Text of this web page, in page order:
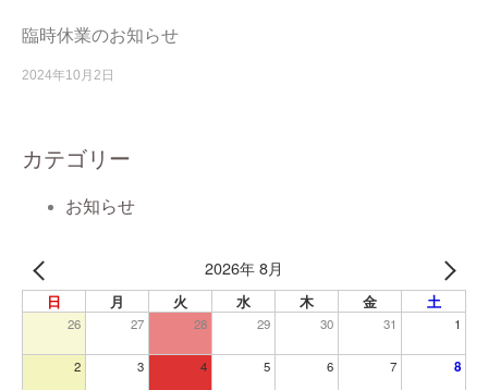
臨時休業のお知らせ
2024年10月2日
カテゴリー
お知らせ
2026年 8月
日 月 火 水 木 金 土
26 27 28 29 30 31 1
2 3 4 5 6 7 8